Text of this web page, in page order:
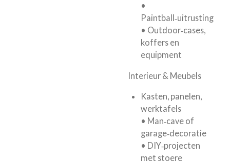
•
Paintball‑uitrusting
• Outdoor‑cases,
koffers en
equipment
Interieur & Meubels
Kasten, panelen,
werktafels
• Man‑cave of
garage‑decoratie
• DIY‑projecten
met stoere